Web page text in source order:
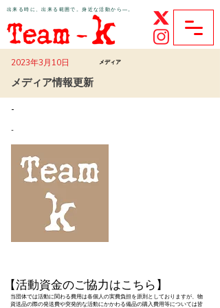
ボランティア団体Team-K公式サイト
​出来る時に、出来る範囲で。身近な活動から―。
メディア情報更新
2023年3月10日 メディア
-
-
【活動資金のご協力はこちら】
当団体では活動に関わる費用は各個人の実費負担を原則としておりますが、物
資送品の際の発送費や突発的な活動にかかわる備品の購入費用等については皆